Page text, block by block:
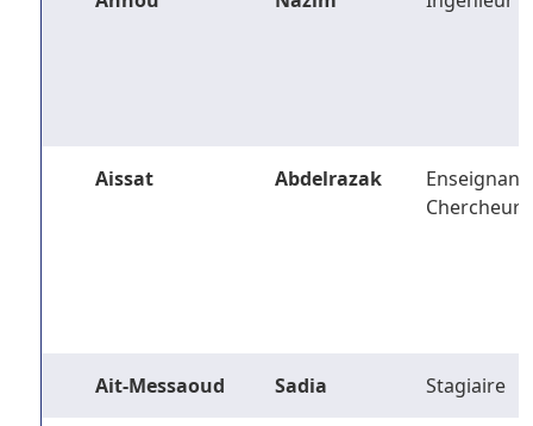
Aissat Abdelrazak
Enseignant-
Chercheur
Ait-Messaoud Sadia Stagiaire